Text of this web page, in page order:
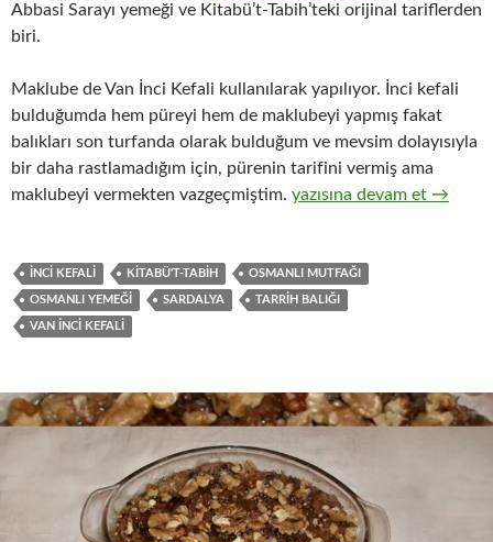
Abbasi Sarayı yemeği ve Kitabü’t-Tabih’teki orijinal tariflerden
biri.
Maklube de Van İnci Kefali kullanılarak yapılıyor. İnci kefali
bulduğumda hem püreyi hem de maklubeyi yapmış fakat
balıkları son turfanda olarak bulduğum ve mevsim dolayısıyla
bir daha rastlamadığım için, pürenin tarifini vermiş ama
maklubeyi vermekten vazgeçmiştim. MAKLUBE (BALIKLI
yazısına devam et →
İNCI KEFALI KITABÜ'T-TABIH OSMANLI MUTFAĞI
OSMANLI YEMEĞI SARDALYA TARRIH BALIĞI
VAN INCI KEFALI